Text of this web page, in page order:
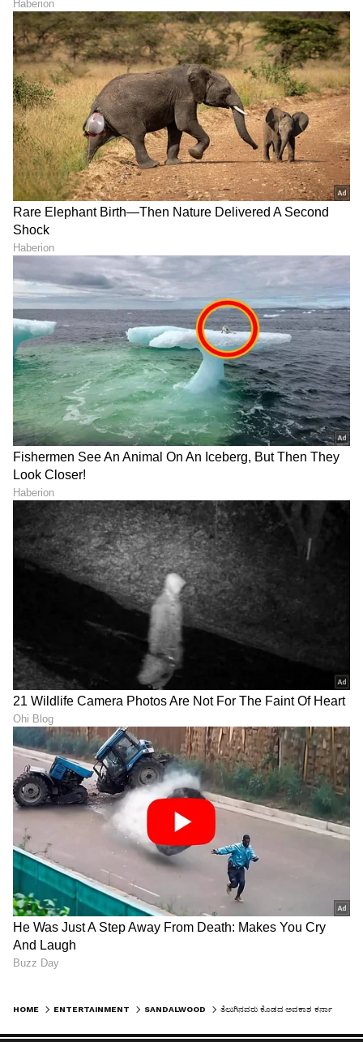
HOME ENTERTAINMENT SANDALWOOD